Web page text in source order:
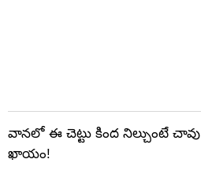
వానలో ఈ చెట్టు కింద నిల్చుంటే చావు
ఖాయం!